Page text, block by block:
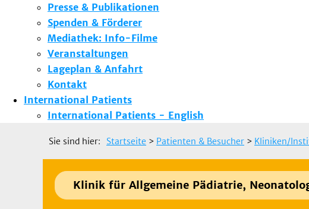
Presse & Publikationen
Spenden & Förderer
Mediathek: Info-Filme
Veranstaltungen
Lageplan & Anfahrt
Kontakt
International Patients
International Patients - English
Sie sind hier: Startseite > Patienten & Besucher > Kliniken/
Klinik für Allgemeine Pädiatrie,